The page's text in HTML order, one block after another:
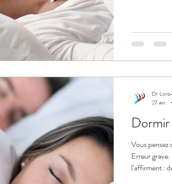
Vous pensez
Erreur
l’affirment :
Dr
27 avr.